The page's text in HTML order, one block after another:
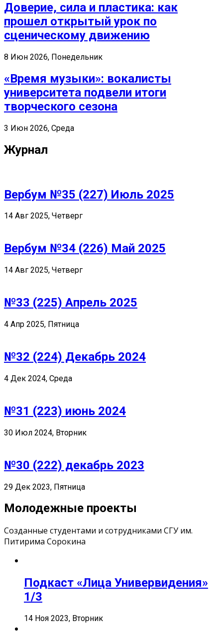
Доверие, сила и пластика: как
прошел открытый урок по
сценическому движению
8 Июн 2026, Понедельник
«Время музыки»: вокалисты
университета подвели итоги
творческого сезона
3 Июн 2026, Среда
Журнал
Вербум №35 (227) Июль 2025
14 Авг 2025, Четверг
Вербум №34 (226) Май 2025
14 Авг 2025, Четверг
№33 (225) Апрель 2025
4 Апр 2025, Пятница
№32 (224) Декабрь 2024
4 Дек 2024, Среда
№31 (223) июнь 2024
30 Июл 2024, Вторник
№30 (222) декабрь 2023
29 Дек 2023, Пятница
Молодежные проекты
Созданные студентами и сотрудниками СГУ им.
Питирима Сорокина
Подкаст «Лица Универвидения»
1/3
14 Ноя 2023, Вторник